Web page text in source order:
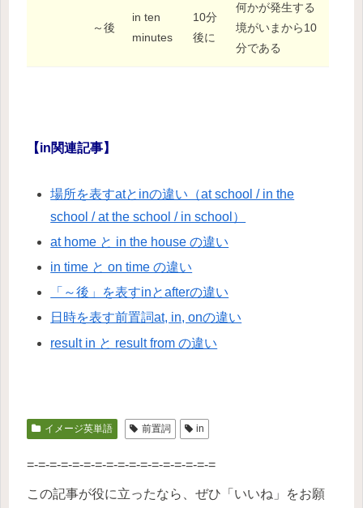
～後
in ten
minutes
10分
後に
何かが発生する
境がいまから10
分である
【in関連記事】
場所を表すatとinの違い（at school / in the
school / at the school / in school）
at home と in the house の違い
in time と on time の違い
「～後」を表すinとafterの違い
日時を表す前置詞at, in, onの違い
result in と result from の違い
イメージ英単語 前置詞 in
=-=-=-=-=-=-=-=-=-=-=-=-=-=-=-=-=
この記事が役に立ったなら、ぜひ「いいね」をお願